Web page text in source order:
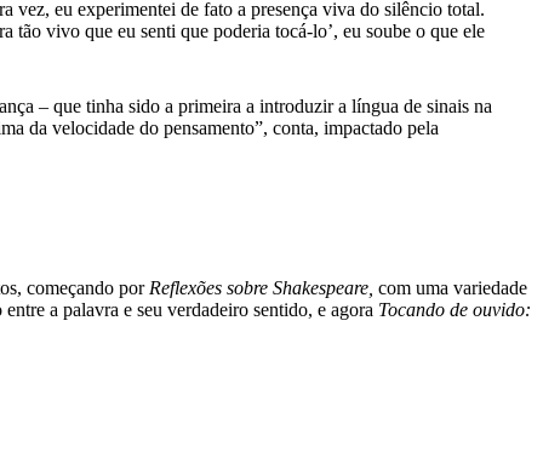
vez, eu experimentei de fato a presença viva do silêncio total.
tão vivo que eu senti que poderia tocá-lo’, eu soube o que ele
– que tinha sido a primeira a introduzir a língua de sinais na
da velocidade do pensamento”, conta, impactado pela
começando por Reflexões sobre Shakespeare, com uma variedade
a palavra e seu verdadeiro sentido, e agora Tocando de ouvido: